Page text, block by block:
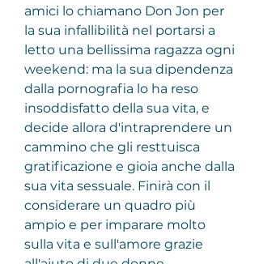
amici lo chiamano Don Jon per
la sua infallibilità nel portarsi a
letto una bellissima ragazza ogni
weekend: ma la sua dipendenza
dalla pornografia lo ha reso
insoddisfatto della sua vita, e
decide allora d'intraprendere un
cammino che gli resttuisca
gratificazione e gioia anche dalla
sua vita sessuale. Finirà con il
considerare un quadro più
ampio e per imparare molto
sulla vita e sull'amore grazie